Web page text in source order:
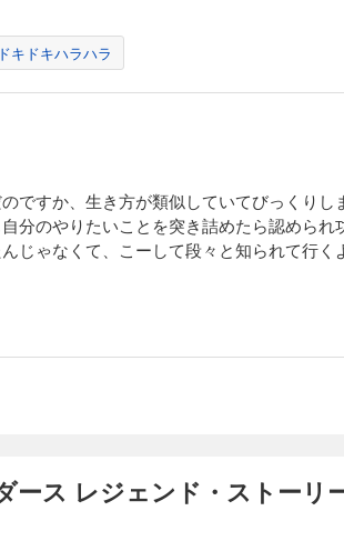
キドキハラハラ
ですか、生き方が類似していてびっくりし
分のやりたいことを突き詰めたら認められ
じゃなくて、こーして段々と知られて行く
ース レジェンド・ストーリ